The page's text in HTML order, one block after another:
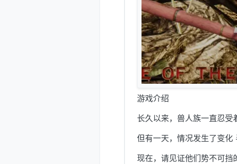
游戏介绍
长久以来，兽人族一直忍受
但有一天，情况发生了变化
现在，请见证他们势不可挡